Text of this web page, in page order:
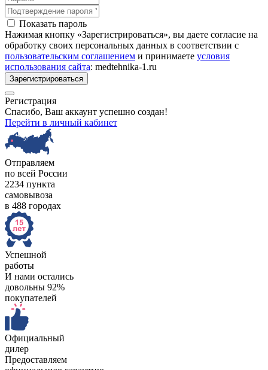
Показать пароль
Нажимая кнопку «Зарегистрироваться», вы даете согласие на
обработку своих персональных данных в соответствии с
пользовательским соглашением и принимаете условия
использования сайта: medtehnika-1.ru
Зарегистрироваться
Регистрация
Спасибо, Ваш аккаунт успешно создан!
Перейти в личный кабинет
Отправляем
по всей России
2234 пункта
самовывоза
в 488 городах
Успешной
работы
И нами остались
довольны 92%
покупателей
Официальный
дилер
Предоставляем